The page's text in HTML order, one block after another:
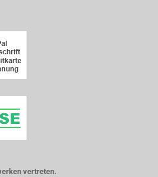
vertreten.